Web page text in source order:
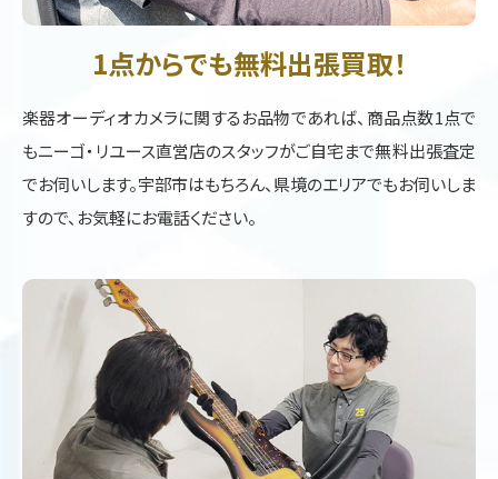
1点からでも無料出張買取！
楽器オーディオカメラに関するお品物であれば、商品点数1点で
もニーゴ・リユース直営店のスタッフがご自宅まで無料出張査定
でお伺いします。宇部市はもちろん、県境のエリアでもお伺いしま
すので、お気軽にお電話ください。